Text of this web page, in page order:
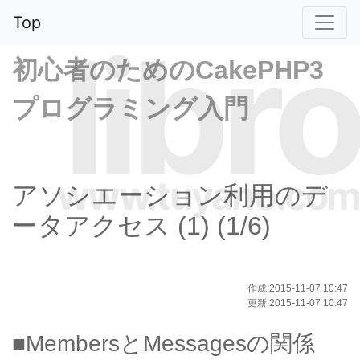
Top
libro
www.tuyano.com
初心者のためのCakePHP3
プログラミング入門
アソシエーション利用のデ
ータアクセス (1) (1/6)
作成:2015-11-07 10:47
更新:2015-11-07 10:47
■MembersとMessagesの関係